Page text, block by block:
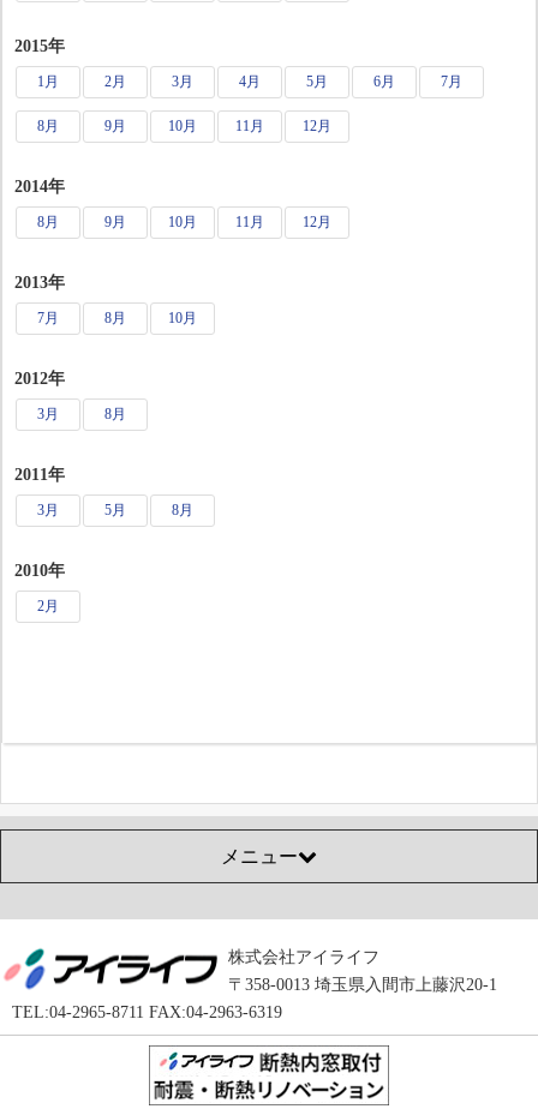
2015年
1月 2月 3月 4月 5月 6月 7月
8月 9月 10月 11月 12月
2014年
8月 9月 10月 11月 12月
2013年
7月 8月 10月
2012年
3月 8月
2011年
3月 5月 8月
2010年
2月
メニュー
株式会社アイライフ
〒358-0013 埼玉県入間市上藤沢20-1
TEL:04-2965-8711 FAX:04-2963-6319